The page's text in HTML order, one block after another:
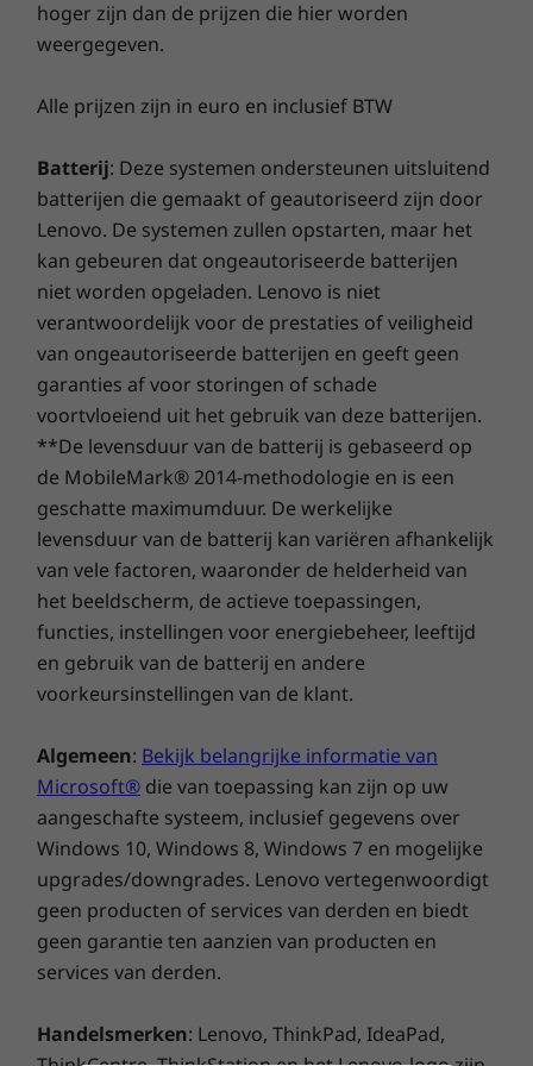
zintuigen
Dompel jezelf onder in verbluffende beelden
op de 14'' ThinkBook Gen 8-laptop, geleverd
met meerdere beeldschermkeuzes. Het royale
beeldscherm en de nauwkeurige kleurprecisie
zorgen voor een meeslepende kijkervaring,
terwijl Dolby Audio™ de geluidskwaliteit op zijn
best verbetert. Bovendien is het apparaat TÜV
Eyesafe®-gecertificeerd om vermoeidheid van
de ogen tijdens langere uren te voorkomen.
Ergonomisch
ontwerp, duurzame
kracht
Deze Gen 8-laptop biedt gebruikerscomfort
met verbeterde toetsenbordfuncties en
strategische uitlijning van toetsen. Het zorgt
ook voor productiviteit van het hoogste niveau
met een speciale Copilot-toets: een kant-en-
tegen morsen en draagt zo bij aan de
duurzaamheid van het apparaat. Bovendien
USB-C® Thunderbolt™ 4-dockingstation
Ontwerp
Afmetingen (H x B x D)
16,9 mm x 313,5 mm x 224,0 mm / 0,66″ x 12,34″ x 8/82″
Gewicht
Vanaf 1,36 kg
Toetsenbord
Optioneel: achtergrondverlichting met witte LED-
verlichting
Morsbestendig
Vergrote TouchPad: 120 mm x 75 mm / 4,72″ x 2,95″
Scharnier van 180 graden (liggende modus)
Duurzaamheid
Materiaal
Vel voor bescherming van het beeldscherm gemaakt
van 100% papier
97% droog geperst papierpulp in verpakkingskussen
gebruikt in netvoedingsadapter
90% gerecycled ocean-bound plastic (OBP) gebruikt in
de tas van het apparaat
50% PCC gerecycled plastic gebruikt in de toetsen
30% PPC gerecycled plastic gebruikt in de behuizing
van de luidspreker
25% PCC gerecycled plastic gebruikt in de behuizing
van de batterij
15% PCC gerecycled plastic gebruikt in behuizing van
Forest Stewardship Council® -gecertificeerd karton en
Vergelijken Vergelijken
Ontdek alle Laptops en ultrabooks
hoger zijn dan de prijzen die hier worden
weergegeven.
Alle prijzen zijn in euro en inclusief BTW
Batterij: Deze systemen ondersteunen uitsluitend
batterijen die gemaakt of geautoriseerd zijn door
Lenovo. De systemen zullen opstarten, maar het
kan gebeuren dat ongeautoriseerde batterijen
niet worden opgeladen. Lenovo is niet
verantwoordelijk voor de prestaties of veiligheid
van ongeautoriseerde batterijen en geeft geen
garanties af voor storingen of schade
voortvloeiend uit het gebruik van deze batterijen.
**De levensduur van de batterij is gebaseerd op
de MobileMark® 2014-methodologie en is een
geschatte maximumduur. De werkelijke
levensduur van de batterij kan variëren afhankelijk
van vele factoren, waaronder de helderheid van
het beeldscherm, de actieve toepassingen,
functies, instellingen voor energiebeheer, leeftijd
en gebruik van de batterij en andere
voorkeursinstellingen van de klant.
Algemeen: Bekijk belangrijke informatie van
Microsoft® die van toepassing kan zijn op uw
aangeschafte systeem, inclusief gegevens over
Windows 10, Windows 8, Windows 7 en mogelijke
upgrades/downgrades. Lenovo vertegenwoordigt
geen producten of services van derden en biedt
geen garantie ten aanzien van producten en
services van derden.
Handelsmerken: Lenovo, ThinkPad, IdeaPad,